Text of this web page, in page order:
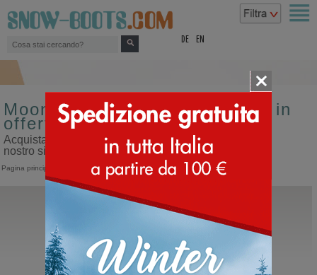
DE EN
Moon boot da uomo misura 36 in
offerta
Acquista moon boot da uomo misura 36 in offerta sul
nostro sito dedicato ai doposci
Pagina principale >Moon Boot
Moon Boot®
Icon Low Nylon